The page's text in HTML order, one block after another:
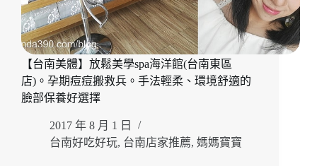
腳
公
主
般
的
極
緻
養！
台
【台南美體】放鬆美學spa海洋館(台南東區
店)。孕期痘痘搬救兵。手法輕柔、環境舒適的
臉部保養好選擇
2017 年 8 月 1 日
台南好吃好玩, 台南店家推薦, 媽媽寶寶